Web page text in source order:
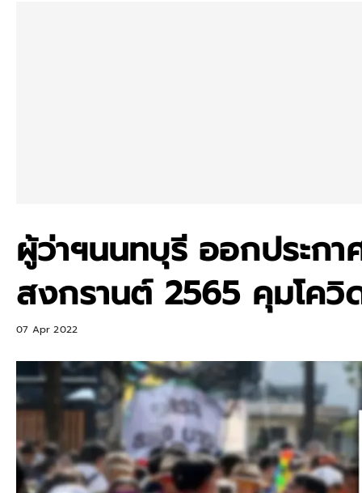
ผู้ว่าฯนนทบุรี ออกประก
สงกรานต์ 2565 คุมโควิ
07 Apr 2022